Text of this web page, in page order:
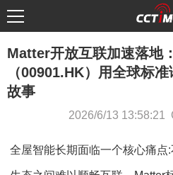
Matter开放互联加速落地
（00901.HK）用全球标
故事
2026/6/13 13:58:21
全屋智能长期面临一个核心痛点